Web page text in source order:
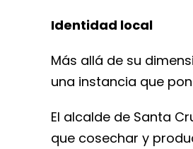
Identidad local
Más allá de su
una instancia que
El alcalde de Santa
que cosechar y